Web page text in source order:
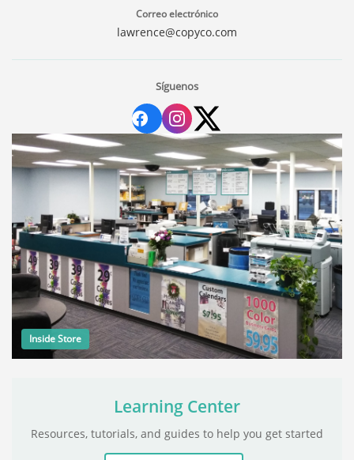
Correo electrónico
lawrence@copyco.com
Síguenos
Inside Store
Learning Center
Resources, tutorials, and guides to help you get started